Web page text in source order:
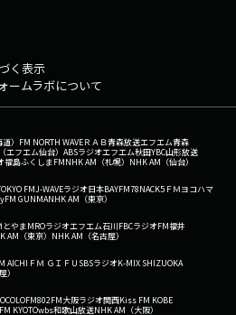
く表示
ームラボについて
） FM NORTH WAVEＲＡＢ青森放送エフエム青森
エフエム仙台） ABSラジオエフエム秋田YBC山形放送
福島ふくしまFMNHK AM（札幌） NHK AM（仙台）
FMJ-WAVEラジオ日本BAYFM78NACK5 ＦＭヨコハマ
FM GUNMANHK AM（東京）
とやまMROラジオエフエム石川FBCラジオFM福井
AM（東京） NHK AM（名古屋）
AICHI ＦＭ ＧＩＦＵ SBSラジオK-MIX SHIZUOKA
）
FM802FM大阪ラジオ関西Kiss FM KOBE
KYOTOwbs和歌山放送NHK AM（大阪）